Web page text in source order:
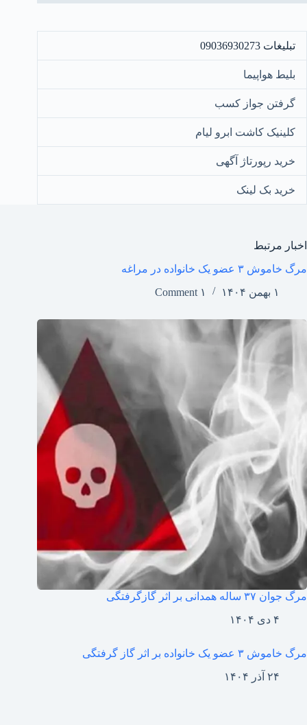
تبلیغات 09036930273
بلیط هواپیما
گرفتن جواز کسب
کلینیک کاشت ابرو لیام
خرید رپورتاژ آگهی
خرید بک لینک
اخبار مرتبط
مرگ خاموش ۳ عضو یک خانواده در مراغه
۱ بهمن ۱۴۰۴
۱ Comment
مرگ جوان ۳۷ ساله همدانی بر اثر گازگرفتگی
۴ دی ۱۴۰۴
مرگ خاموش ۳ عضو یک خانواده بر اثر گاز گرفتگی
۲۴ آذر ۱۴۰۴